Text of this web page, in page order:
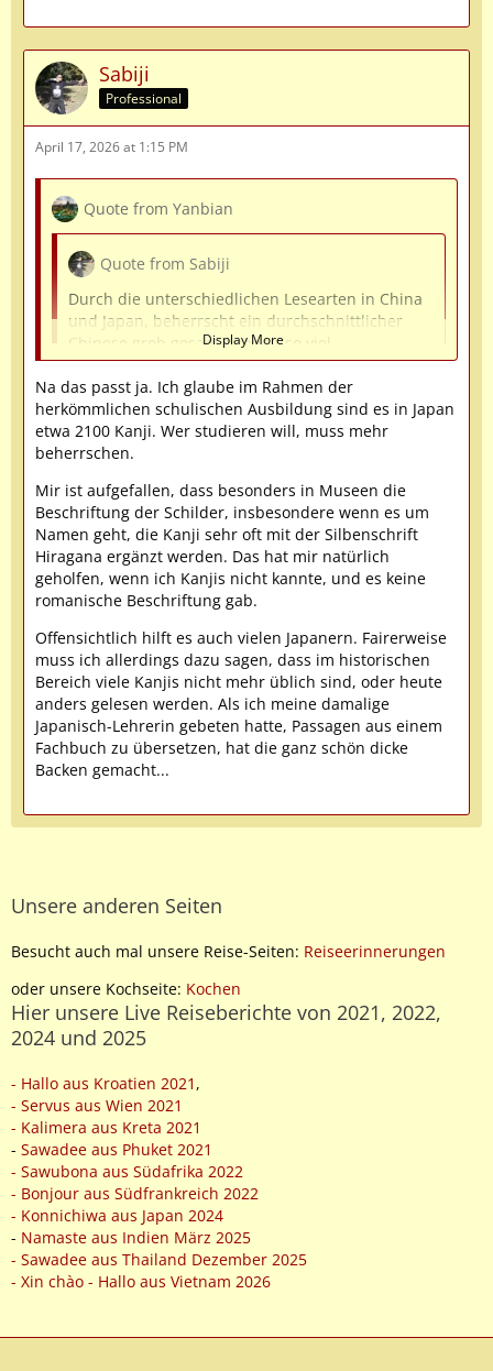
Sabiji
Professional
April 17, 2026 at 1:15 PM
Quote from Yanbian
Quote from Sabiji
Durch die unterschiedlichen Lesearten in China
und Japan, beherrscht ein durchschnittlicher
Chinese grob gesagt doppelt so viel
Schriftzeichen wie Otto-Normal-Japaner.
In China lernt man 5000 Schriftzeichen in der
Schule.
3500 - 5000 reichen aus, um im Alltag
zurechtzukommen.
Zum Zeitunglesen sollte man ca. 2500 Zeichen
beherrschen.
Display More
Na das passt ja. Ich glaube im Rahmen der
herkömmlichen schulischen Ausbildung sind es in Japan
etwa 2100 Kanji. Wer studieren will, muss mehr
beherrschen.
Mir ist aufgefallen, dass besonders in Museen die
Beschriftung der Schilder, insbesondere wenn es um
Namen geht, die Kanji sehr oft mit der Silbenschrift
Hiragana ergänzt werden. Das hat mir natürlich
geholfen, wenn ich Kanjis nicht kannte, und es keine
romanische Beschriftung gab.
Offensichtlich hilft es auch vielen Japanern. Fairerweise
muss ich allerdings dazu sagen, dass im historischen
Bereich viele Kanjis nicht mehr üblich sind, oder heute
anders gelesen werden. Als ich meine damalige
Japanisch-Lehrerin gebeten hatte, Passagen aus einem
Fachbuch zu übersetzen, hat die ganz schön dicke
Backen gemacht...
Unsere anderen Seiten
Besucht auch mal unsere Reise-Seiten: Reiseerinnerungen
oder unsere Kochseite: Kochen
Hier unsere Live Reiseberichte von 2021, 2022,
2024 und 2025
- Hallo aus Kroatien 2021 ,
- Servus aus Wien 2021
- Kalimera aus Kreta 2021
- Sawadee aus Phuket 2021
- Sawubona aus Südafrika 2022
- Bonjour aus Südfrankreich 2022
- Konnichiwa aus Japan 2024
- Namaste aus Indien März 2025
- Sawadee aus Thailand Dezember 2025
- Xin chào - Hallo aus Vietnam 2026